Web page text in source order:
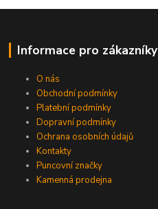
Informace pro zákazníky
O nás
Obchodní podmínky
Platební podmínky
Dopravní podmínky
Ochrana osobních údajů
Kontakty
Puncovní značky
Kamenná prodejna